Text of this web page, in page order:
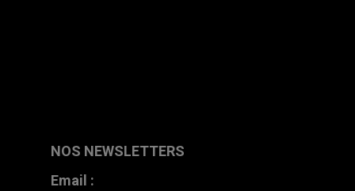
NOS NEWSLETTERS
Email :